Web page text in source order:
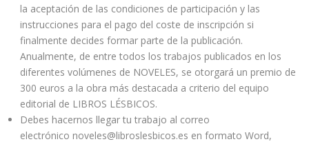
la aceptación de las condiciones de participación y las
instrucciones para el pago del coste de inscripción si
finalmente decides formar parte de la publicación.
Anualmente, de entre todos los trabajos publicados en los
diferentes volúmenes de NOVELES, se otorgará un premio de
300 euros a la obra más destacada a criterio del equipo
editorial de LIBROS LÉSBICOS.
Debes hacernos llegar tu trabajo al correo
electrónico noveles@libroslesbicos.es en formato Word,